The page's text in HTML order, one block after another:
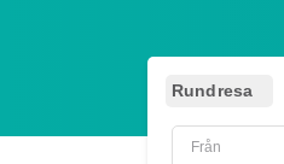
Rundresa
Från